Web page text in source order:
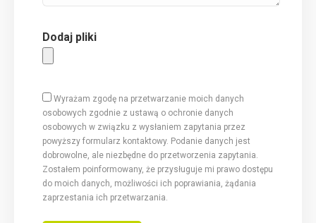
Dodaj pliki
Wyrażam zgodę na przetwarzanie moich danych
osobowych zgodnie z ustawą o ochronie danych
osobowych w związku z wysłaniem zapytania przez
powyższy formularz kontaktowy. Podanie danych jest
dobrowolne, ale niezbędne do przetworzenia zapytania.
Zostałem poinformowany, że przysługuje mi prawo dostępu
do moich danych, możliwości ich poprawiania, żądania
zaprzestania ich przetwarzania.